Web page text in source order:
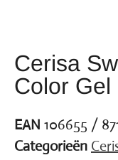
Cerisa
Color Gel
EAN 106655 /
Categorieën